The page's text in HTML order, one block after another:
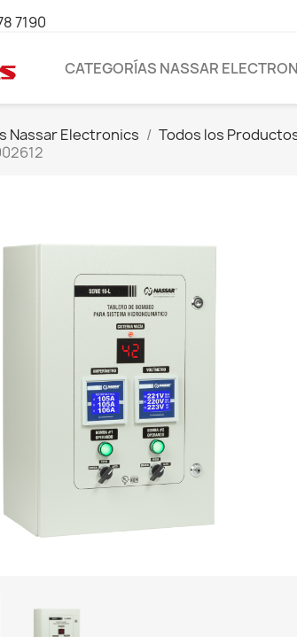
7190
CATEGORÍAS NASSAR
Nassar Electronics Todos los